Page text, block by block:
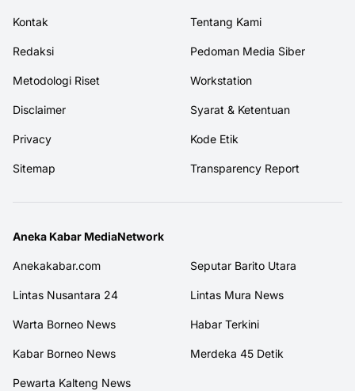
Kontak Tentang Kami
Redaksi Pedoman Media Siber
Metodologi Riset Workstation
Disclaimer Syarat & Ketentuan
Privacy Kode Etik
Sitemap Transparency Report
Aneka Kabar MediaNetwork
Anekakabar.com Seputar Barito Utara
Lintas Nusantara 24 Lintas Mura News
Warta Borneo News Habar Terkini
Kabar Borneo News Merdeka 45 Detik
Pewarta Kalteng News